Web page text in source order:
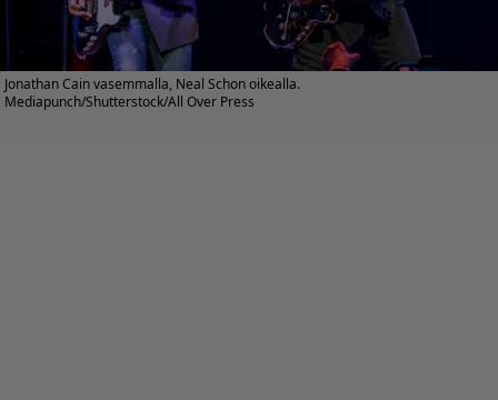
Jonathan Cain vasemmalla, Neal Schon oikealla.
Mediapunch/Shutterstock/All Over Press